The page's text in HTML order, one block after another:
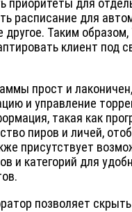
приоритеты для
расписание для
другое. Таким
клиент под
прост и
и управление
такая как
пиров и личей,
присутствует
и категорий для
позволяет